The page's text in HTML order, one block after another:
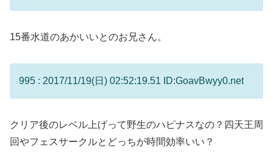
15番水道のあかいいとのお兄さん。
995 : 2017/11/19(日) 02:52:19.51 ID:GoavBwyy0.net
クリア後のレベル上げって野生のハピナスなの？四天王周
回やフェスサークルとどっちが時間効率いい？